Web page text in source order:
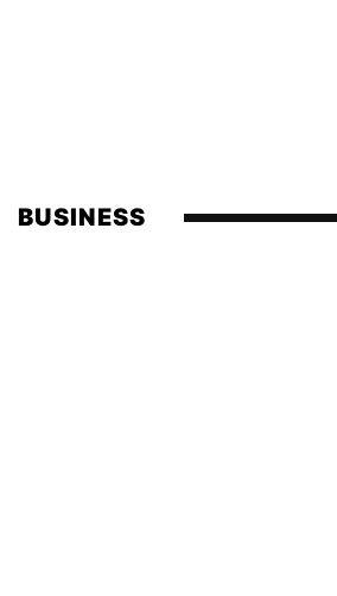
BUSINESS